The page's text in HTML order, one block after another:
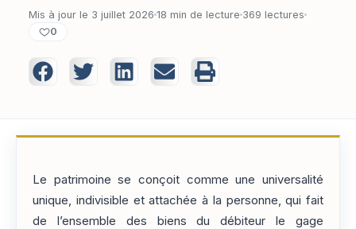
Mis à jour le 3 juillet 2026 18 min de lecture 369 lectures
0
Le patrimoine se conçoit comme une universalité
unique, indivisible et attachée à la personne, qui fait
de l’ensemble des biens du débiteur le gage